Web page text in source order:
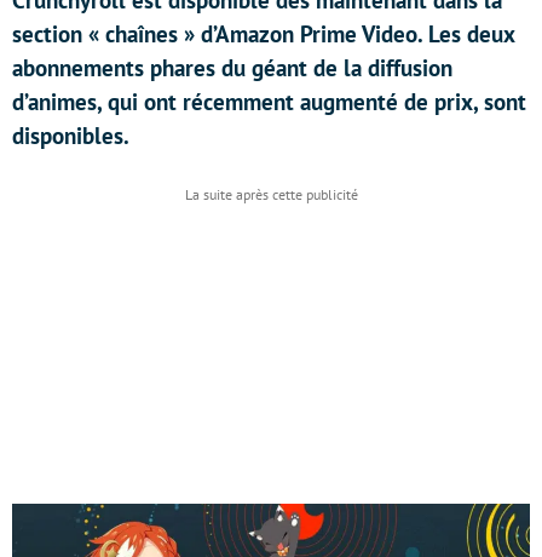
section « chaînes » d’Amazon Prime Video. Les deux
abonnements phares du géant de la diffusion
d’animes, qui ont récemment augmenté de prix, sont
disponibles.